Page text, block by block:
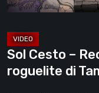
di
[Video]
Sol Cesto –
roguelite di